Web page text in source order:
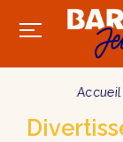
Accueil